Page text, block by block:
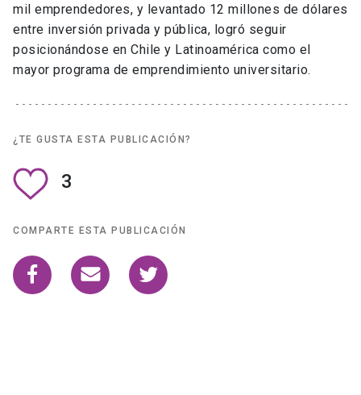
mil emprendedores, y levantado 12 millones de dólares
entre inversión privada y pública, logró seguir
posicionándose en Chile y Latinoamérica como el
mayor programa de emprendimiento universitario.
¿TE GUSTA ESTA PUBLICACIÓN?
3
COMPARTE ESTA PUBLICACIÓN